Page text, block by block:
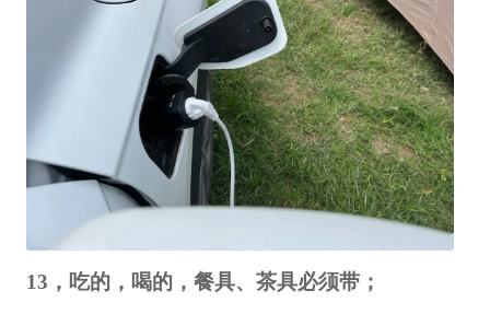
13，吃的，喝的，餐具、茶具必须带；